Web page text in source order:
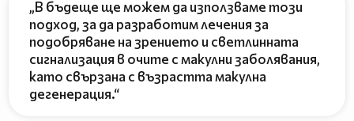
„В бъдеще ще можем да използваме този
подход, за да разработим лечения за
подобряване на зрението и светлинната
сигнализация в очите с макулни заболявания,
като свързана с възрастта макулна
дегенерация.“